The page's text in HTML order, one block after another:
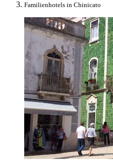
Familienhotels in Chinicato